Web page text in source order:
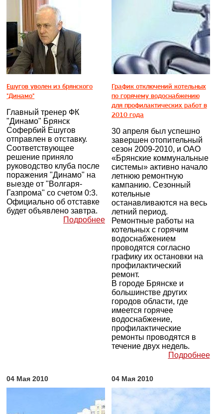
Ешугов уволен из брянского
"Динамо"
Главный тренер ФК
"Динамо" Брянск
Софербий Ешугов
отправлен в отставку.
Соответствующее
решение приняло
руководство клуба после
поражения "Динамо" на
выезде от "Волгаря-
Газпрома" со счетом 0:3.
Официально об отставке
будет объявлено завтра.
Подробнее
График отключений котельных
по горячему водоснабжению
для профилактических работ в
2010 года
30 апреля был успешно
завершен отопительный
сезон 2009-2010, и ОАО
«Брянские коммунальные
системы» активно начало
летнюю ремонтную
кампанию. Сезонный
котельные
останавливаются на весь
летний период.
Ремонтные работы на
котельных с горячим
водоснабжением
проводятся согласно
графику их остановки на
профилактический
ремонт.
В городе Брянске и
большинстве других
городов области, где
имеется горячее
водоснабжение,
профилактические
ремонты проводятся в
течение двух недель.
Подробнее
04 Мая 2010 04 Мая 2010